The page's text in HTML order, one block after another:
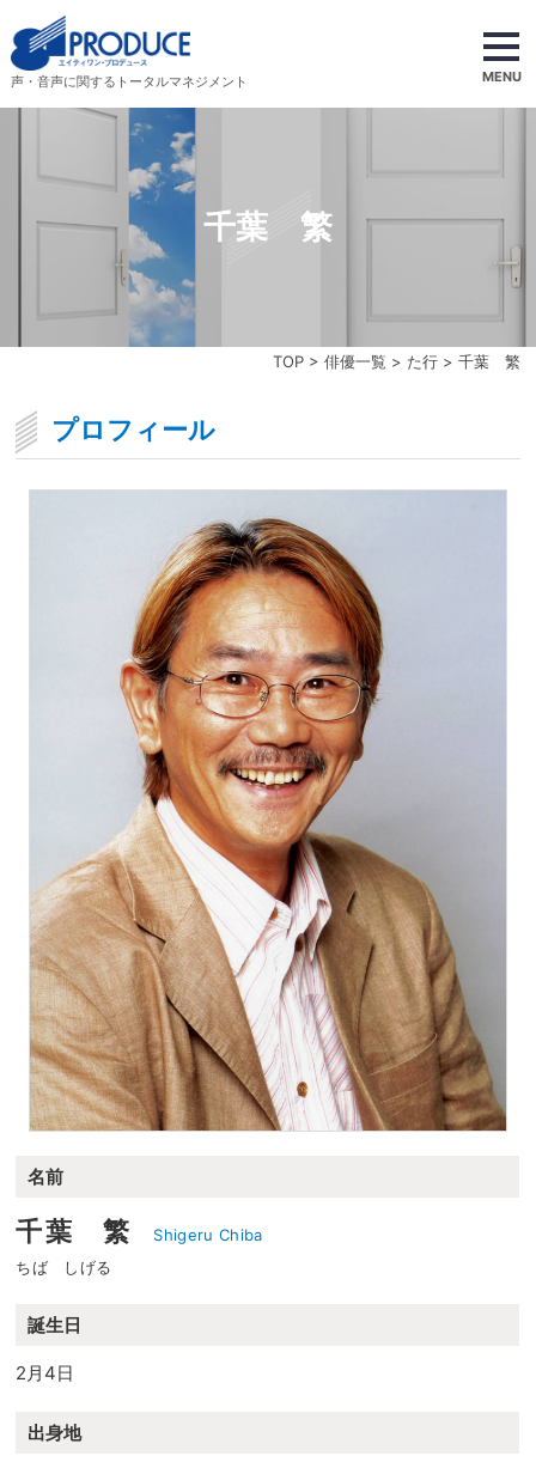
声・音声に関するトータルマネジメント MENU
TOP> 俳優一覧 > た行> 千葉 繁
千葉 繁
プロフィール
名前
千葉 繁
Shigeru Chiba
ちば しげる
誕生日
2月4日
出身地